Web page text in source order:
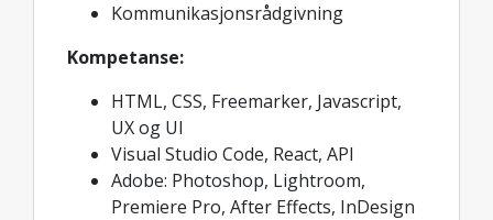
Kommunikasjonsrådgivning
Kompetanse:
HTML, CSS, Freemarker, Javascript,
UX og UI
Visual Studio Code, React, API
Adobe: Photoshop, Lightroom,
Premiere Pro, After Effects, InDesign